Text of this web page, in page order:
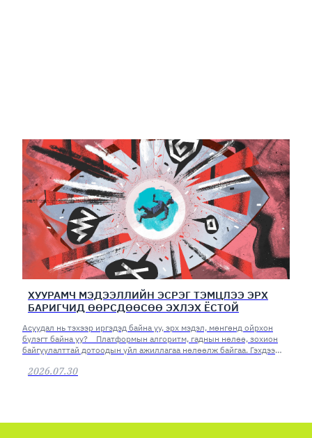
ХУУРАМЧ МЭДЭЭЛЛИЙН ЭСРЭГ ТЭМЦЛЭЭ ЭРХ
БАРИГЧИД ӨӨРСДӨӨСӨӨ ЭХЛЭХ ЁСТОЙ
Асуудал нь тэхээр иргэдэд байна уу, эрх мэдэл, мөнгөнд ойрхон
бүлэгт байна уу? Платформын алгоритм, гаднын нөлөө, зохион
байгуулалттай дотоодын үйл ажиллагаа нөлөөлж байгаа. Гэхдээ
2026.07.30